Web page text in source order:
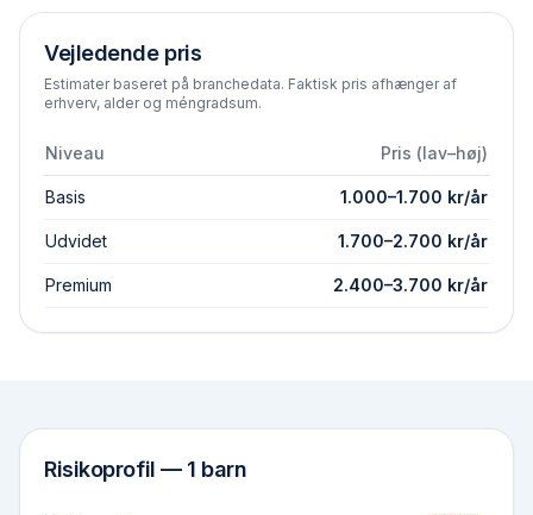
Vejledende pris
Estimater baseret på branchedata. Faktisk pris afhænger af
erhverv, alder og méngradsum.
Niveau Pris (lav–høj)
Basis 1.000–1.700 kr/år
Udvidet 1.700–2.700 kr/år
Premium 2.400–3.700 kr/år
Risikoprofil — 1 barn